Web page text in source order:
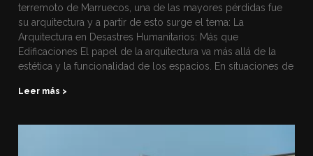
terremoto de Marruecos, una de las mayores pérdidas fue
su arquitectura y a partir de esto surge el tema: La
Arquitectura en Desastres Humanitarios: Más que
Edificaciones El papel de la arquitectura va más allá de la
estética y la funcionalidad de los espacios. En situaciones de
Leer más >